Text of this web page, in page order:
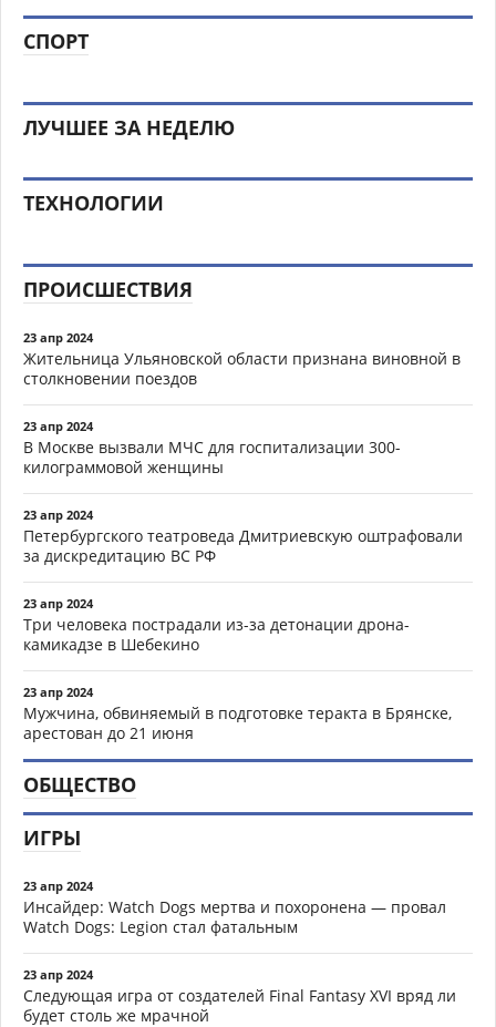
СПОРТ
ЛУЧШЕЕ ЗА НЕДЕЛЮ
ТЕХНОЛОГИИ
ПРОИСШЕСТВИЯ
23 апр 2024
Жительница Ульяновской области признана виновной в
столкновении поездов
23 апр 2024
В Москве вызвали МЧС для госпитализации 300-
килограммовой женщины
23 апр 2024
Петербургского театроведа Дмитриевскую оштрафовали
за дискредитацию ВС РФ
23 апр 2024
Три человека пострадали из-за детонации дрона-
камикадзе в Шебекино
23 апр 2024
Мужчина, обвиняемый в подготовке теракта в Брянске,
арестован до 21 июня
ОБЩЕСТВО
ИГРЫ
23 апр 2024
Инсайдер: Watch Dogs мертва и похоронена — провал
Watch Dogs: Legion стал фатальным
23 апр 2024
Следующая игра от создателей Final Fantasy XVI вряд ли
будет столь же мрачной